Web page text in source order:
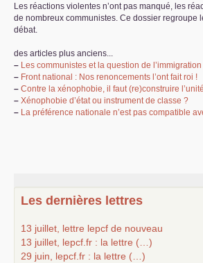
Les réactions violentes n’ont pas manqué, les
de nombreux communistes. Ce dossier regroupe
débat.
des articles plus anciens...
– Les communistes et la question de l’immigration
– Front national : Nos renoncements l’ont fait roi !
– Contre la xénophobie, il faut (re)construire
– Xénophobie d’état ou instrument de classe ?
– La préférence nationale n’est pas compatible
Les dernières lettres
13 juillet, lettre lepcf de nouveau
13 juillet, lepcf.fr : la lettre (…)
29 juin, lepcf.fr : la lettre (…)